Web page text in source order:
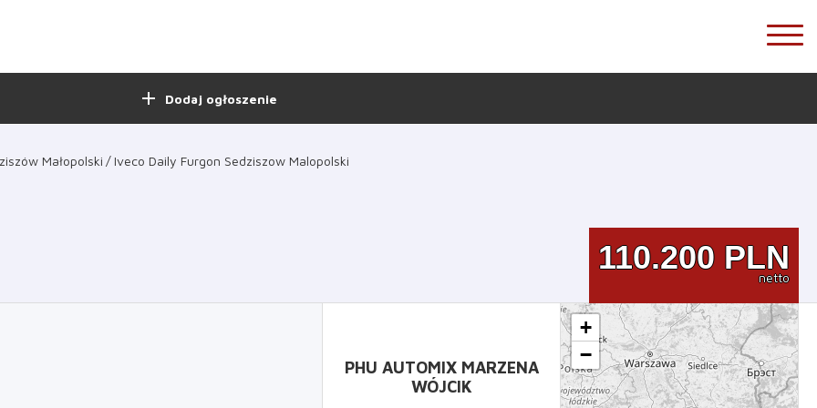
add Dodaj ogłoszenie
Małopolski Iveco Daily Furgon Sedziszow Malopolski
110.200 PLN
netto
PHU AUTOMIX MARZENA
WÓJCIK
+
−